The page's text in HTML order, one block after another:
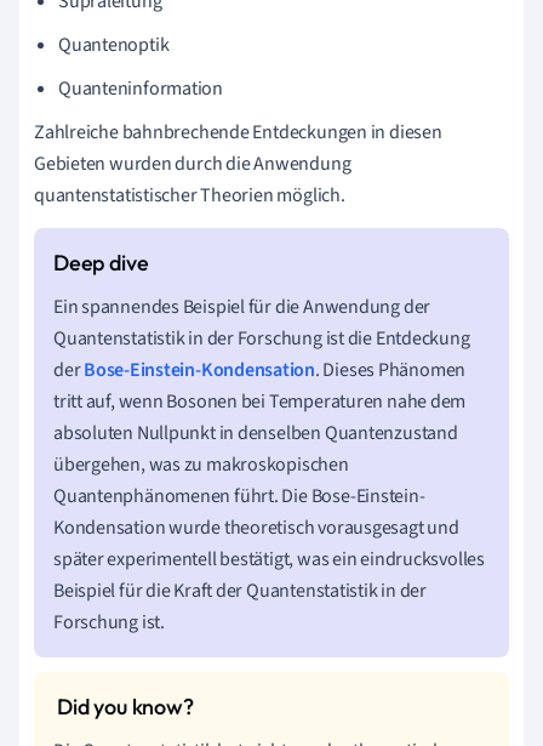
Quantenoptik
Quanteninformation
Zahlreiche bahnbrechende Entdeckungen in diesen
Gebieten wurden durch die Anwendung
quantenstatistischer Theorien möglich.
Ein spannendes Beispiel für die Anwendung der
Quantenstatistik in der Forschung ist die Entdeckung
derBose-Einstein-Kondensation. Dieses Phänomen
tritt auf, wenn Bosonen bei Temperaturen nahe dem
absoluten Nullpunkt in denselben Quantenzustand
übergehen, was zu makroskopischen
Quantenphänomenen führt. Die Bose-Einstein-
Kondensation wurde theoretisch vorausgesagt und
später experimentell bestätigt, was ein eindrucksvolles
Beispiel für die Kraft der Quantenstatistik in der
Forschung ist.